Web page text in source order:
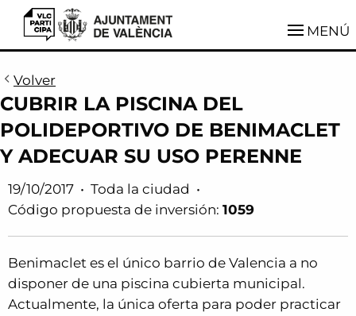
VLCParticipa MENÚ
Volver
CUBRIR LA PISCINA DEL
POLIDEPORTIVO DE BENIMACLET
Y ADECUAR SU USO PERENNE
19/10/2017 • Toda la ciudad •
Código propuesta de inversión: 1059
Benimaclet es el único barrio de Valencia a no
disponer de una piscina cubierta municipal.
Actualmente, la única oferta para poder practicar